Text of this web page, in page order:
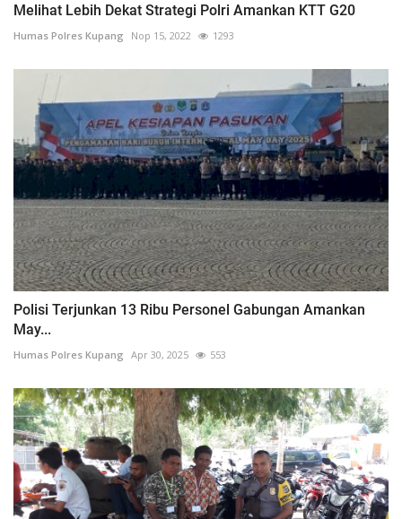
Melihat Lebih Dekat Strategi Polri Amankan KTT G20
Humas Polres Kupang Nop 15, 2022 1293
Polisi Terjunkan 13 Ribu Personel Gabungan Amankan
May...
Humas Polres Kupang Apr 30, 2025 553